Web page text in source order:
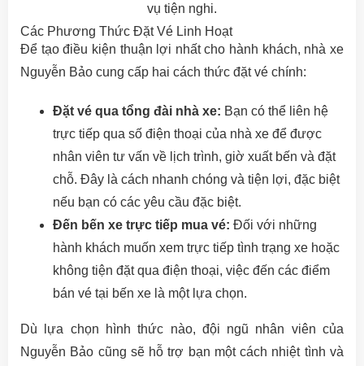
vụ tiện nghi.
Các Phương Thức Đặt Vé Linh Hoạt
Để tạo điều kiện thuận lợi nhất cho hành khách, nhà xe
Nguyễn Bảo cung cấp hai cách thức đặt vé chính:
Đặt vé qua tổng đài nhà xe: Bạn có thể liên hệ
trực tiếp qua số điện thoại của nhà xe để được
nhân viên tư vấn về lịch trình, giờ xuất bến và đặt
chỗ. Đây là cách nhanh chóng và tiện lợi, đặc biệt
nếu bạn có các yêu cầu đặc biệt.
Đến bến xe trực tiếp mua vé: Đối với những
hành khách muốn xem trực tiếp tình trạng xe hoặc
không tiện đặt qua điện thoại, việc đến các điểm
bán vé tại bến xe là một lựa chọn.
Dù lựa chọn hình thức nào, đội ngũ nhân viên của
Nguyễn Bảo cũng sẽ hỗ trợ bạn một cách nhiệt tình và